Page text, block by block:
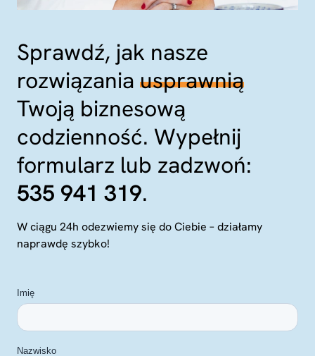
Sprawdź, jak nasze
rozwiązania usprawnią
Twoją biznesową
codzienność. Wypełnij
formularz lub zadzwoń:
535 941 319.
W ciągu 24h odezwiemy się do Ciebie – działamy
naprawdę szybko!